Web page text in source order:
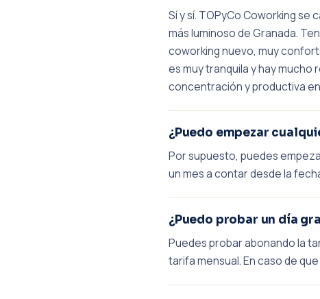
Sí y sí. TOPyCo Coworking
más luminoso de Granada.
coworking nuevo, muy
es muy tranquila y hay
concentración y productiva
¿Puedo empezar
Por supuesto, puedes
un mes a contar desde la
¿Puedo probar un día
Puedes probar abonando la
tarifa mensual. En caso de